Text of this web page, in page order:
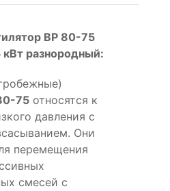
ВР 80-75
разнородный:
75 относятся к
давления с
Они
перемещения
смесей с